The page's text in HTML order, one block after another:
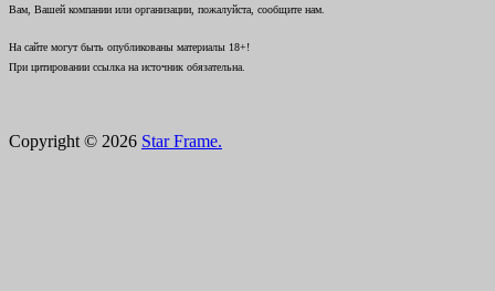
Вам, Вашей компании или организации, пожалуйста, сообщите нам.
На сайте могут быть опубликованы материалы 18+!
При цитировании ссылка на источник обязательна.
Copyright © 2026 Star Frame.